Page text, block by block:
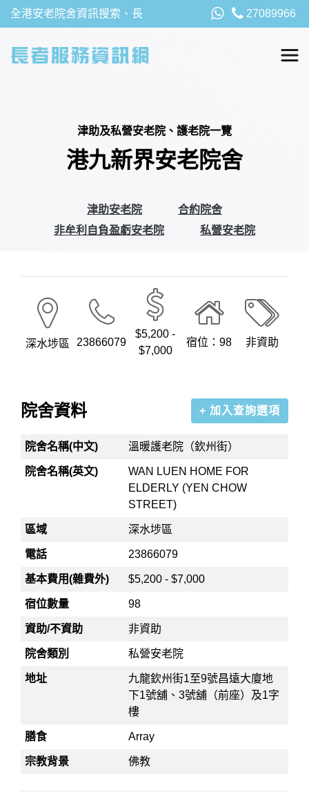
全港安老院舍資訊搜索、長 27089966
津助及私營安老院、護老院一覽
港九新界安老院舍
津助安老院
合約院舍
非牟利自負盈虧安老院
私營安老院
深水埗區 23866079
$5,200 -
$7,000
宿位：98 非資助
院舍資料 + 加入查詢選項
院舍名稱(中文) 溫暖護老院（欽州街）
院舍名稱(英文)
WAN LUEN HOME FOR
ELDERLY (YEN CHOW
STREET)
區域 深水埗區
電話 23866079
基本費用(雜費外) $5,200 - $7,000
宿位數量 98
資助/不資助 非資助
院舍類別 私營安老院
地址
九龍欽州街1至9號昌遠大廈地
下1號舖、3號舖（前座）及1字
樓
膳食 Array
宗教背景 佛教